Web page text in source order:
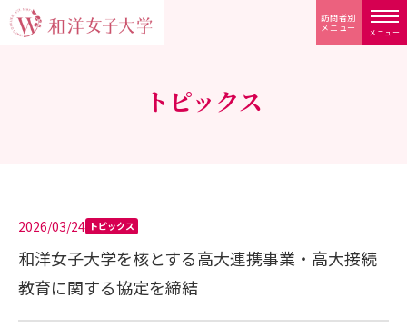
メニュー
訪問者別
メニュー
トピックス
2026/03/24 トピックス
和洋女子大学を核とする高大連携事業・高大接続
教育に関する協定を締結